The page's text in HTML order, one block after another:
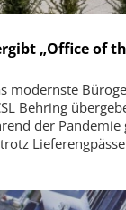
„Office of
modernste
Behring
der Pandemie